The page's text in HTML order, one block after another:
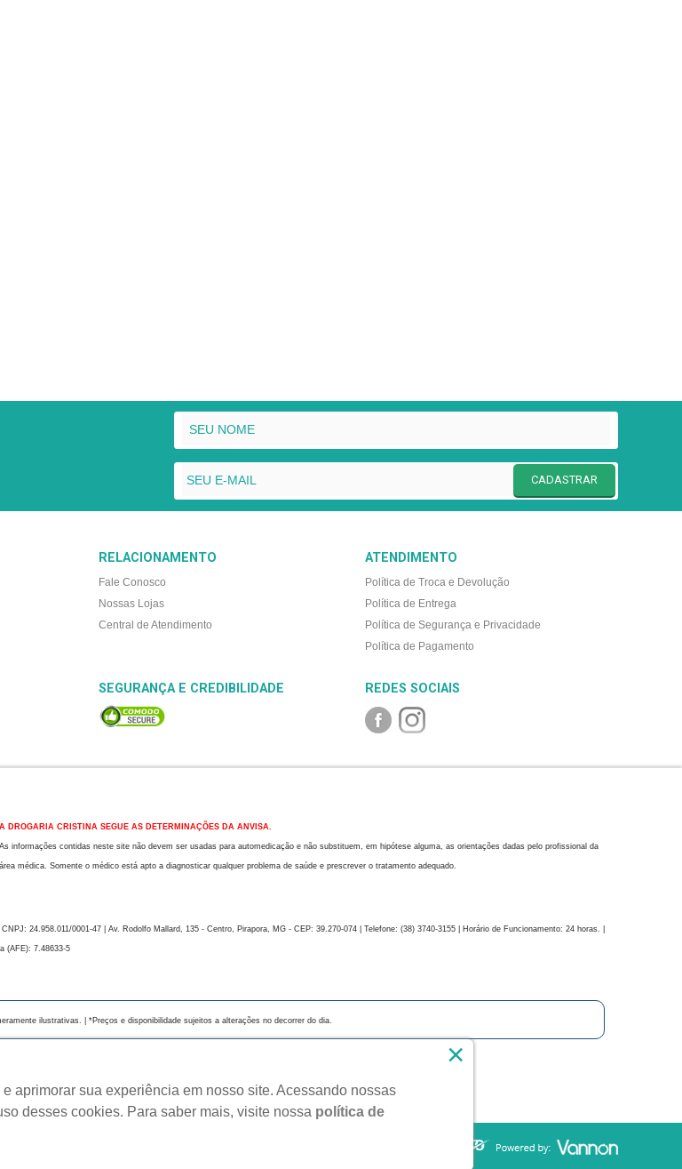
CADASTRAR
RELACIONAMENTO
Fale Conosco
Nossas Lojas
Central de Atendimento
ATENDIMENTO
Política de Troca e Devolução
Política de Entrega
Política de Segurança e Privacidade
Política de Pagamento
SEGURANÇA E CREDIBILIDADE REDES SOCIAIS
A DROGARIA CRISTINA SEGUE AS DETERMINAÇÕES DA ANVISA.
As informações contidas neste site não devem ser usadas para automedicação e não substituem, em hipótese alguma, as orientações dadas pelo profissional da
área médica. Somente o médico está apto a diagnosticar qualquer problema de saúde e prescrever o tratamento adequado.
24.958.011/0001-47 | Av. Rodolfo Mallard, 135 - Centro, Pirapora, MG - CEP: 39.270-074 | Telefone: (38) 3740-3155 | Horário de Funcionamento: 24 horas. |
(AFE): 7.48633-5
ilustrativas. | *Preços e disponibilidade sujeitos a alterações no decorrer do dia.
Cristina - Todos os direitos reservados.
aprimorar sua experiência em nosso site. Acessando nossas
desses cookies. Para saber mais, visite nossa política de
×